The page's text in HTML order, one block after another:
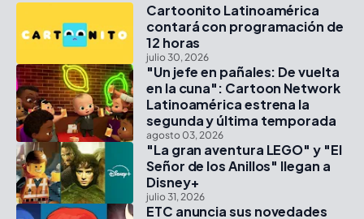
Cartoonito Latinoamérica
contará con programación de
12 horas
julio 30, 2026
"Un jefe en pañales: De vuelta
en la cuna": Cartoon Network
Latinoamérica estrena la
segunda y última temporada
agosto 03, 2026
"La gran aventura LEGO" y "El
Señor de los Anillos" llegan a
Disney+
julio 31, 2026
ETC anuncia sus novedades